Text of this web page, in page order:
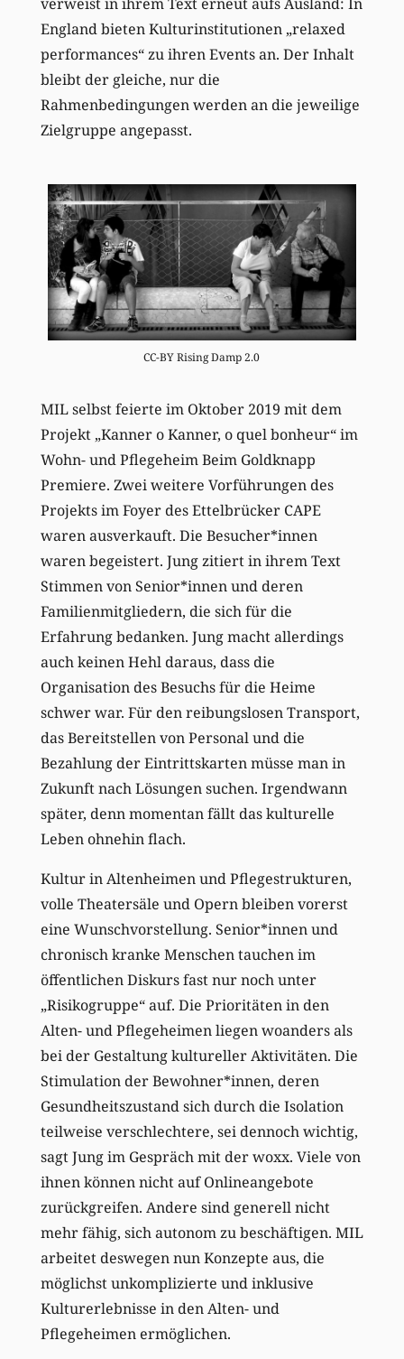
England bieten Kulturinstitutionen „relaxed
performances“ zu ihren Events an. Der Inhalt
bleibt der gleiche, nur die
Rahmenbedingungen werden an die jeweilige
Zielgruppe angepasst.
CC-BY Rising Damp 2.0
MIL selbst feierte im Oktober 2019 mit dem
Projekt „Kanner o Kanner, o quel bonheur“ im
Wohn- und Pflegeheim Beim Goldknapp
Premiere. Zwei weitere Vorführungen des
Projekts im Foyer des Ettelbrücker CAPE
waren ausverkauft. Die Besucher*innen
waren begeistert. Jung zitiert in ihrem Text
Stimmen von Senior*innen und deren
Familienmitgliedern, die sich für die
Erfahrung bedanken. Jung macht allerdings
auch keinen Hehl daraus, dass die
Organisation des Besuchs für die Heime
schwer war. Für den reibungslosen Transport,
das Bereitstellen von Personal und die
Bezahlung der Eintrittskarten müsse man in
Zukunft nach Lösungen suchen. Irgendwann
später, denn momentan fällt das kulturelle
Leben ohnehin flach.
Kultur in Altenheimen und Pflegestrukturen,
volle Theatersäle und Opern bleiben vorerst
eine Wunschvorstellung. Senior*innen und
chronisch kranke Menschen tauchen im
öffentlichen Diskurs fast nur noch unter
„Risikogruppe“ auf. Die Prioritäten in den
Alten- und Pflegeheimen liegen woanders als
bei der Gestaltung kultureller Aktivitäten. Die
Stimulation der Bewohner*innen, deren
Gesundheitszustand sich durch die Isolation
teilweise verschlechtere, sei dennoch wichtig,
sagt Jung im Gespräch mit der woxx. Viele von
ihnen können nicht auf Onlineangebote
zurückgreifen. Andere sind generell nicht
mehr fähig, sich autonom zu beschäftigen. MIL
arbeitet deswegen nun Konzepte aus, die
möglichst unkomplizierte und inklusive
Kulturerlebnisse in den Alten- und
Pflegeheimen ermöglichen.